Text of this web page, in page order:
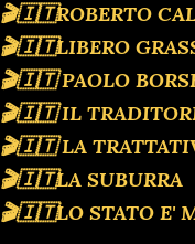
🎬🇮🇹ROBERTO
🎬🇮🇹LIBERO
🎬🇮🇹 PAOLO
🎬🇮🇹 IL
🎬🇮🇹 LA
🎬🇮🇹LA SUBURRA
🎬🇮🇹LO STATO E'